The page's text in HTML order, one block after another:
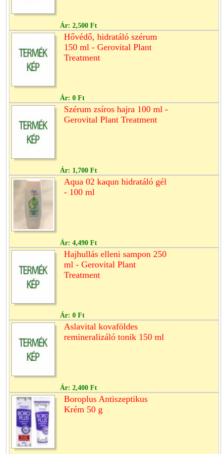
Ár: 2,500 Ft
Hővédő, hidratáló szérum
150 ml - Gerovital Plant
Treatment
Ár: 0 Ft
Szérum zsíros hajra 100 ml -
Gerovital Plant Treatment
Ár: 1,700 Ft
Aqua 02 kaqun hidratáló gél
- 100 ml
Ár: 4,490 Ft
Hajhullás elleni sampon 250
ml - Gerovital Plant
Treatment
Ár: 0 Ft
Aslavital kovaföldes
remineralizáló tonik 150 ml
Ár: 2,400 Ft
Boroplus Antiszeptikus
Krém 50 g